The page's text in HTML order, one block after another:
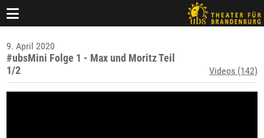
9. April 2020
#ubsMini Folge 1 - Max und Moritz Teil
1/2
Videos (142)